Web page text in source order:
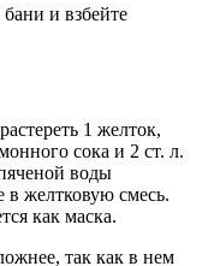
и взбейте
1 желток,
сока и 2 ст. л.
воды
в желтковую смесь.
как маска.
так как в нем